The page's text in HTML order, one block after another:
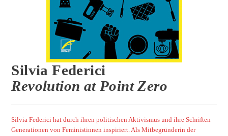
Silvia Federici
Revolution at Point Zero
Silvia Federici hat durch ihren politischen Aktivismus und ihre Schriften
Generationen von Feministinnen inspiriert. Als Mitbegründerin der